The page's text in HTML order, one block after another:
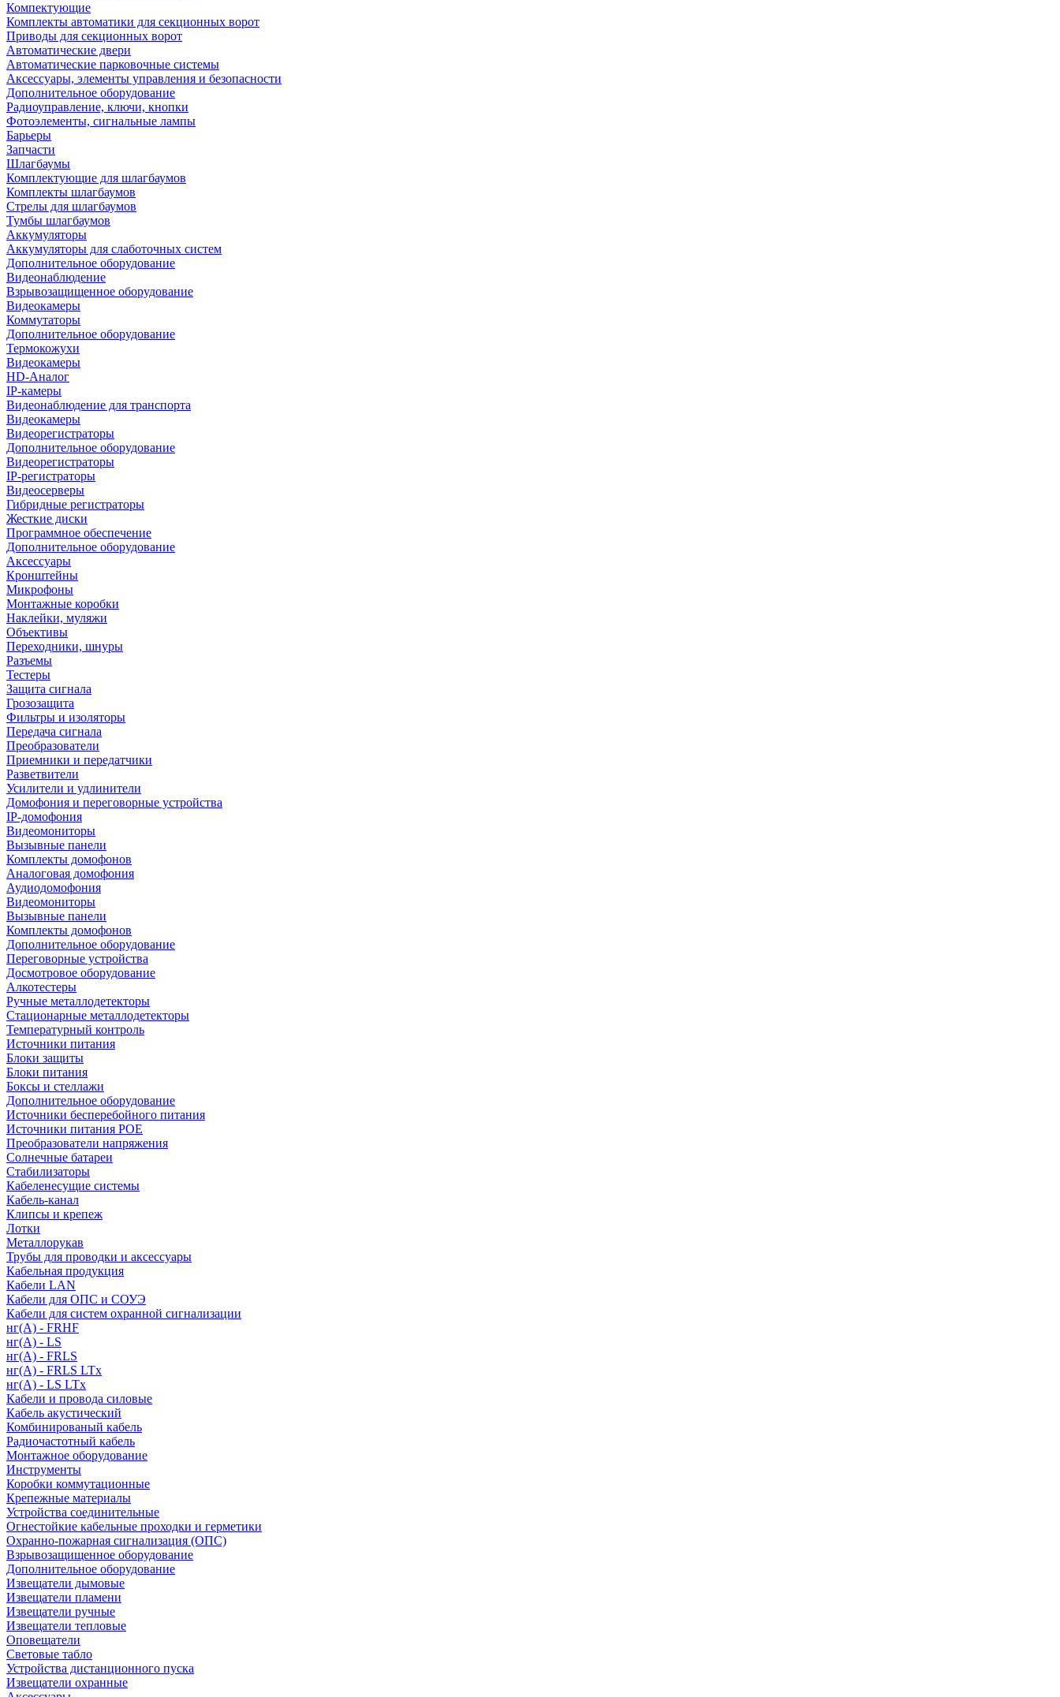
Компектующие
Комплекты автоматики для секционных ворот
Приводы для секционных ворот
Автоматические двери
Автоматические парковочные системы
Аксессуары, элементы управления и безопасности
Дополнительное оборудование
Радиоуправление, ключи, кнопки
Фотоэлементы, сигнальные лампы
Барьеры
Запчасти
Шлагбаумы
Комплектующие для шлагбаумов
Комплекты шлагбаумов
Стрелы для шлагбаумов
Тумбы шлагбаумов
Аккумуляторы
Аккумуляторы для слаботочных систем
Дополнительное оборудование
Видеонаблюдение
Взрывозащищенное оборудование
Видеокамеры
Коммутаторы
Дополнительное оборудование
Термокожухи
Видеокамеры
HD-Аналог
IP-камеры
Видеонаблюдение для транспорта
Видеокамеры
Видеорегистраторы
Дополнительное оборудование
Видеорегистраторы
IP-регистраторы
Видеосерверы
Гибридные регистраторы
Жесткие диски
Программное обеспечение
Дополнительное оборудование
Аксессуары
Кронштейны
Микрофоны
Монтажные коробки
Наклейки, муляжи
Объективы
Переходники, шнуры
Разъемы
Тестеры
Защита сигнала
Грозозащита
Фильтры и изоляторы
Передача сигнала
Преобразователи
Приемники и передатчики
Разветвители
Усилители и удлинители
Домофония и переговорные устройства
IP-домофония
Видеомониторы
Вызывные панели
Комплекты домофонов
Аналоговая домофония
Аудиодомофония
Видеомониторы
Вызывные панели
Комплекты домофонов
Дополнительное оборудование
Переговорные устройства
Досмотровое оборудование
Алкотестеры
Ручные металлодетекторы
Стационарные металлодетекторы
Температурный контроль
Источники питания
Блоки защиты
Блоки питания
Боксы и стеллажи
Дополнительное оборудование
Источники бесперебойного питания
Источники питания POE
Преобразователи напряжения
Солнечные батареи
Стабилизаторы
Кабеленесущие системы
Кабель-канал
Клипсы и крепеж
Лотки
Металлорукав
Трубы для проводки и аксессуары
Кабельная продукция
Кабели LAN
Кабели для ОПС и СОУЭ
Кабели для систем охранной сигнализации
нг(A) - FRHF
нг(A) - LS
нг(А) - FRLS
нг(А) - FRLS LTx
нг(А) - LS LTx
Кабели и провода силовые
Кабель акустический
Комбинированый кабель
Радиочастотный кабель
Монтажное оборудование
Инструменты
Коробки коммутационные
Крепежные материалы
Устройства соединительные
Огнестойкие кабельные проходки и герметики
Охранно-пожарная сигнализация (ОПС)
Взрывозащищенное оборудование
Дополнительное оборудование
Извещатели дымовые
Извещатели пламени
Извещатели ручные
Извещатели тепловые
Оповещатели
Световые табло
Устройства дистанционного пуска
Извещатели охранные